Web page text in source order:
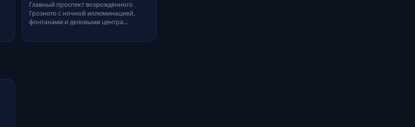
Главный проспект возрождённого
Грозного с ночной иллюминацией,
фонтанами и деловыми центра…